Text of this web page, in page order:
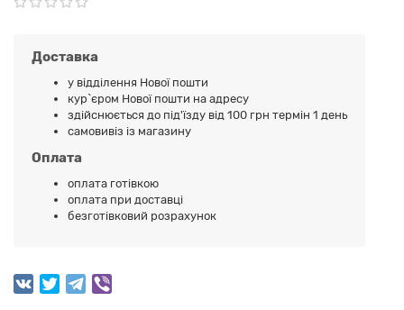
Доставка
у відділення Нової пошти
кур`єром Нової пошти на адресу
здійснюється до під'їзду від 100 грн термін 1 день
самовивіз із магазину
Оплата
оплата готівкою
оплата при доставці
безготівковий розрахунок